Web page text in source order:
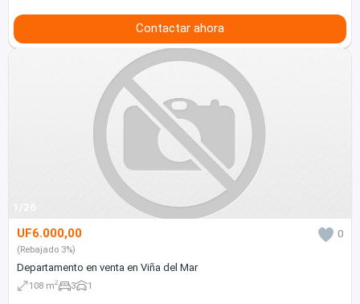
Contactar ahora
1/26
UF6.000,00 0
(Rebajado 3%)
Departamento en venta en Viña del Mar
108 m2 3 1